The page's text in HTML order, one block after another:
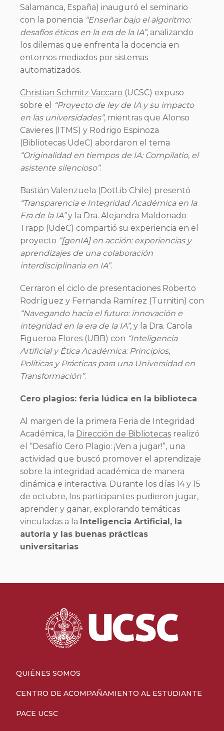
Salamanca, España) inauguró el seminario
con la ponencia “Enseñar bajo el algoritmo:
desafíos éticos en la era de la IA”, analizando
los dilemas que enfrenta la docencia en
entornos mediados por sistemas
automatizados.
Christian Schmitz Vaccaro (UCSC) expuso
sobre el
“Proyecto de ley de IA y su impacto
en las universidades”, mientras que Alonso
Cavieres (ITMS) y Rodrigo Espinoza
(Bibliotecas UdeC) abordaron el tema
“Originalidad en tiempos de IA: Compilatio, el
asistente silencioso”.
Bastián Valenzuela (DotLib Chile) presentó
“Transparencia e Integridad Académica en la
Era de la IA”y la Dra. Alejandra Maldonado
Trapp (UdeC) compartió su experiencia en el
proyecto “[genIA] en acción: experiencias y
aprendizajes de una colaboración
interdisciplinaria en IA”.
Cerraron el ciclo de presentaciones Roberto
Rodríguez y Fernanda Ramírez (Turnitin) con
“Navegando hacia el futuro: innovación e
integridad en la era de la IA”, y la Dra. Carola
Figueroa Flores (UBB) con “Inteligencia
Artificial y Ética Académica: Principios,
Políticas y Prácticas para una Universidad en
Transformación”.
Cero plagios: feria lúdica en la biblioteca
Al margen de la primera Feria de Integridad
Académica, la Dirección de Bibliotecas realizó
el “Desafío Cero Plagio: ¡Ven a jugar!”, una
actividad que buscó promover el aprendizaje
sobre la integridad académica de manera
dinámica e interactiva. Durante los días 14 y 15
de octubre, los participantes pudieron jugar,
aprender y ganar, explorando temáticas
vinculadas a la Inteligencia Artificial, la
autoría y las buenas prácticas
universitarias
QUIÉNES SOMOS
CENTRO DE ACOMPAÑAMIENTO AL ESTUDIANTE
PACE UCSC